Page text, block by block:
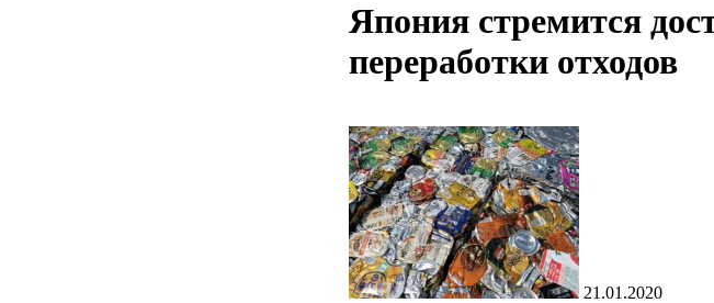
Япония стремится
переработки отходов
21.01.2020